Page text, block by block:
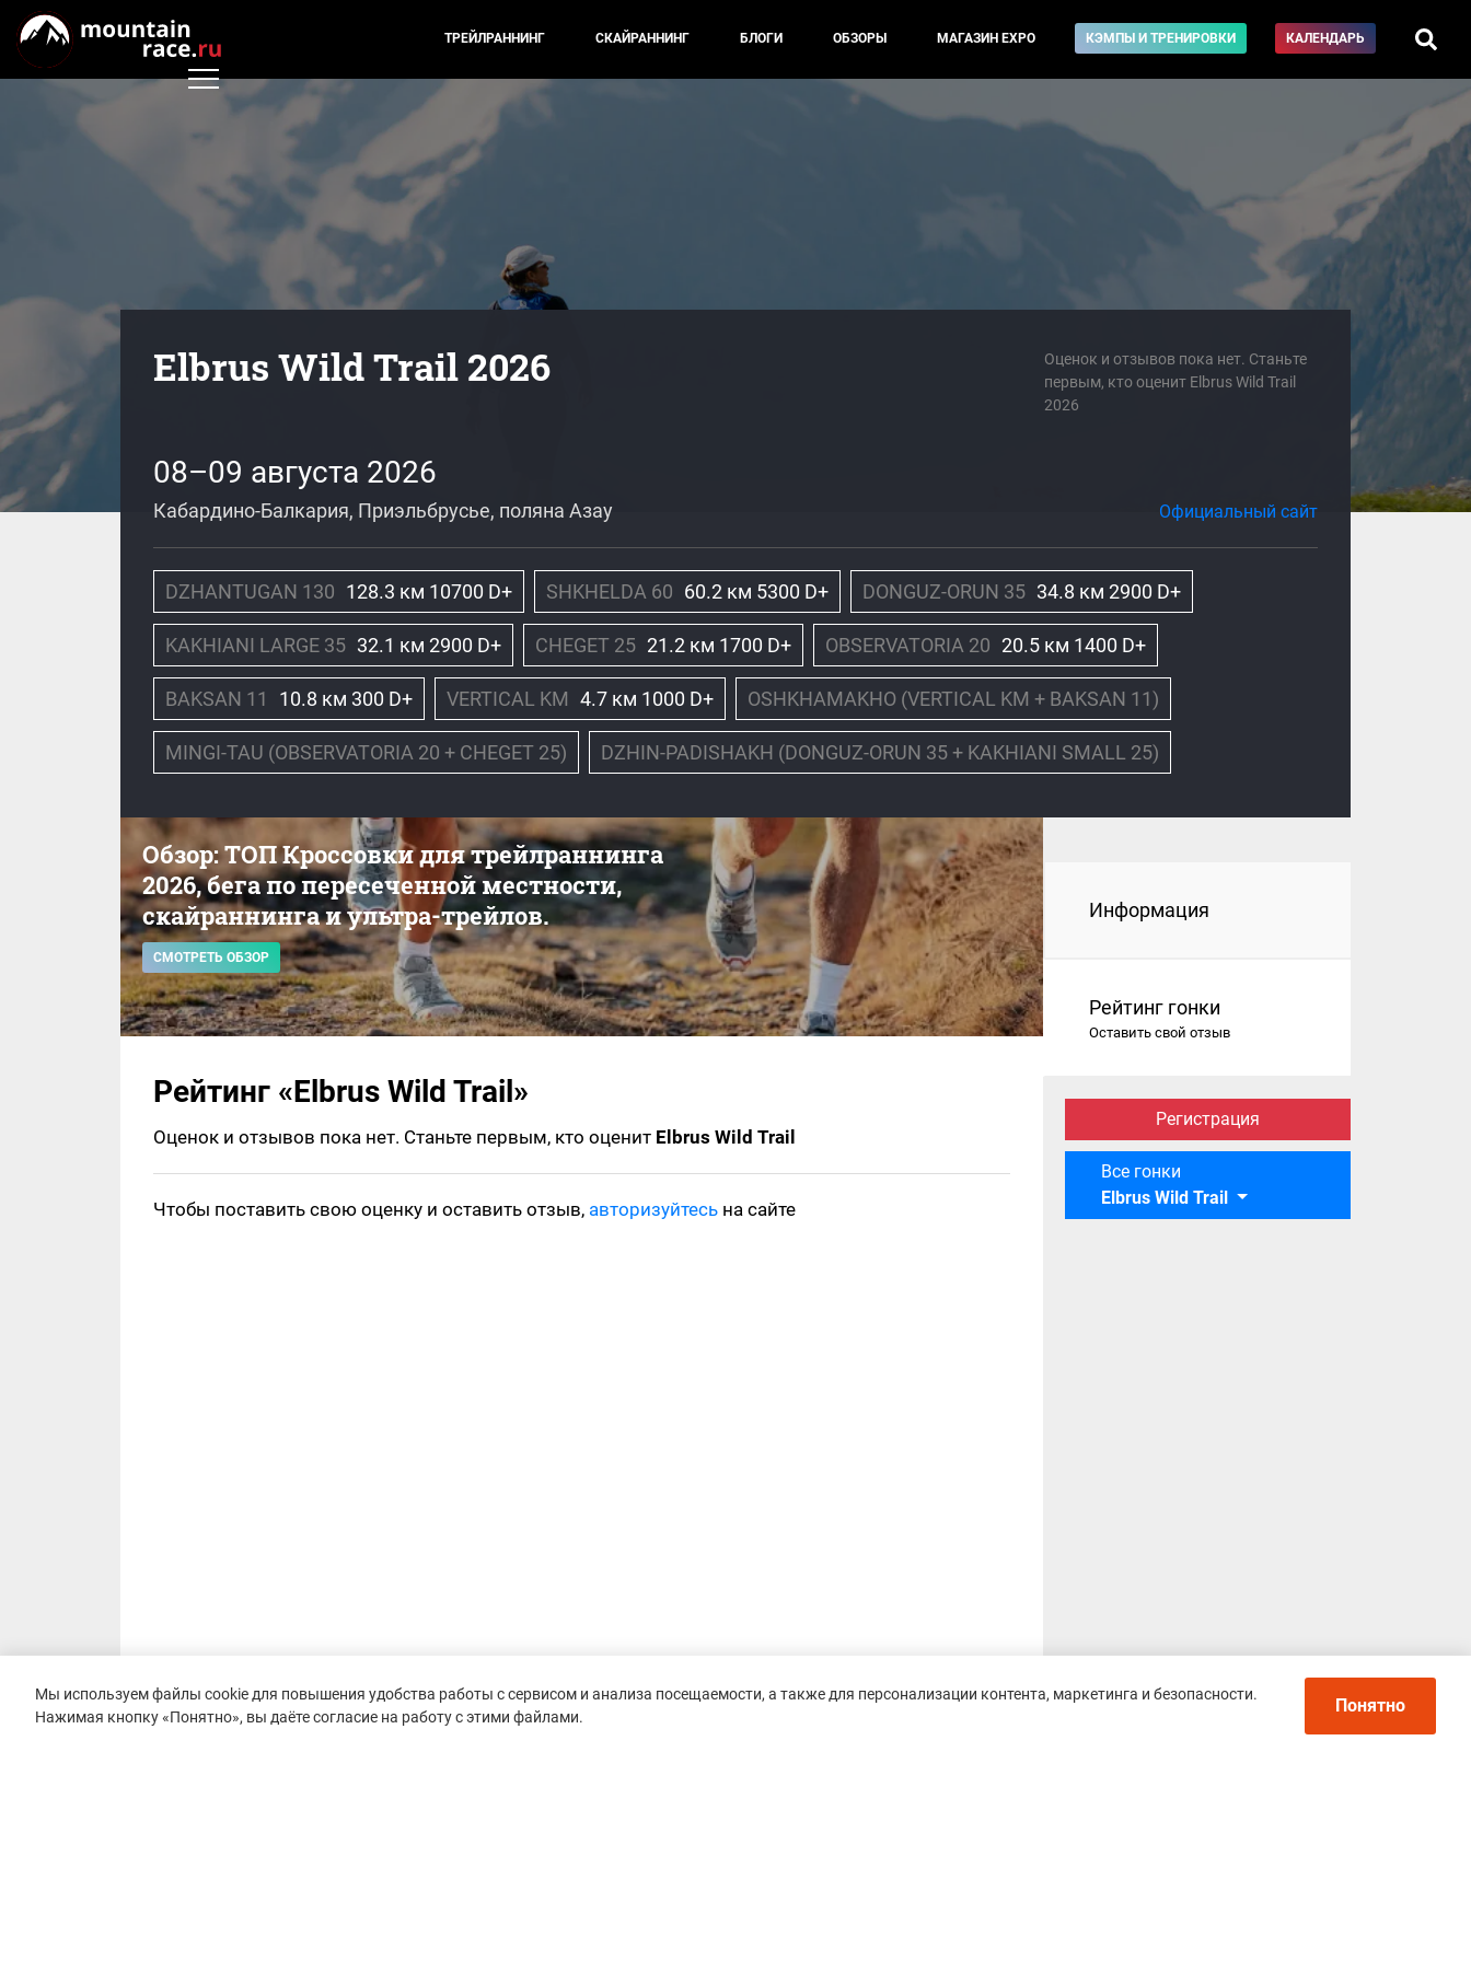
ТРЕЙЛРАННИНГ СКАЙРАННИНГ БЛОГИ ОБЗОРЫ МАГАЗИН EXPO КЭМПЫ И ТРЕНИРОВКИ КАЛЕНДАРЬ
Elbrus Wild Trail 2026
Оценок и отзывов пока нет. Станьте
первым, кто оценит Elbrus Wild Trail
2026
08–09 августа 2026
Кабардино-Балкария, Приэльбрусье, поляна Азау Официальный сайт
DZHANTUGAN 130 128.3 км 10700 D+ SHKHELDA 60 60.2 км 5300 D+ DONGUZ-ORUN 35 34.8 км 2900 D+
KAKHIANI LARGE 35 32.1 км 2900 D+ CHEGET 25 21.2 км 1700 D+ OBSERVATORIA 20 20.5 км 1400 D+
BAKSAN 11 10.8 км 300 D+ VERTICAL KM 4.7 км 1000 D+ OSHKHAMAKHO (VERTICAL KM + BAKSAN 11)
MINGI-TAU (OBSERVATORIA 20 + CHEGET 25) DZHIN-PADISHAKH (DONGUZ-ORUN 35 + KAKHIANI SMALL 25)
Обзор: ТОП Кроссовки для трейлраннинга
2026, бега по пересеченной местности,
скайраннинга и ультра-трейлов.
СМОТРЕТЬ ОБЗОР
Рейтинг «Elbrus Wild Trail»
Оценок и отзывов пока нет. Станьте первым, кто оценит Elbrus Wild Trail
Чтобы поставить свою оценку и оставить отзыв, авторизуйтесь на сайте
Информация
Рейтинг гонки
Оставить свой отзыв
Регистрация
Все гонки
Elbrus Wild Trail
Мы используем файлы cookie для повышения удобства работы с сервисом и анализа посещаемости, а также для персонализации контента, маркетинга и безопасности.
Нажимая кнопку «Понятно», вы даёте согласие на работу с этими файлами.
Понятно